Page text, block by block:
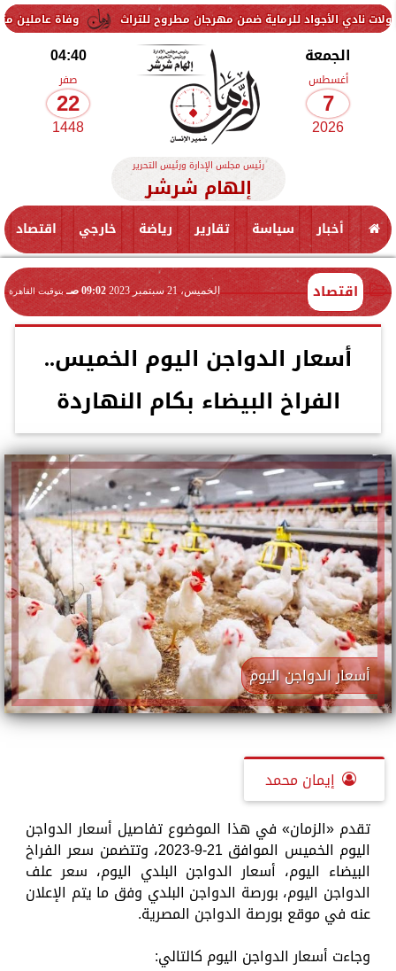
وفاة عاملين متأثرين للرماية ضمن مهرجان مطروح للتراث
الجمعة
أغسطس
7
2026
04:40
صفر
22
1448
رئيس مجلس الإدارة ورئيس التحرير
إلهام شرشر
أخبار سياسة تقارير رياضة خارجي اقتصاد
اقتصاد الخميس، 21 سبتمبر 2023 09:02 صـ بتوقيت القاهرة
أسعار الدواجن اليوم الخميس..
الفراخ البيضاء بكام النهاردة
أسعار الدواجن اليوم
إيمان محمد
تقدم «الزمان» في هذا الموضوع تفاصيل أسعار الدواجن
اليوم الخميس الموافق 21-9-2023، وتتضمن سعر الفراخ
البيضاء اليوم، أسعار الدواجن البلدي اليوم، سعر علف
الدواجن اليوم، بورصة الدواجن البلدي وفق ما يتم الإعلان
عنه في موقع بورصة الدواجن المصرية.
وجاءت أسعار الدواجن اليوم كالتالي: